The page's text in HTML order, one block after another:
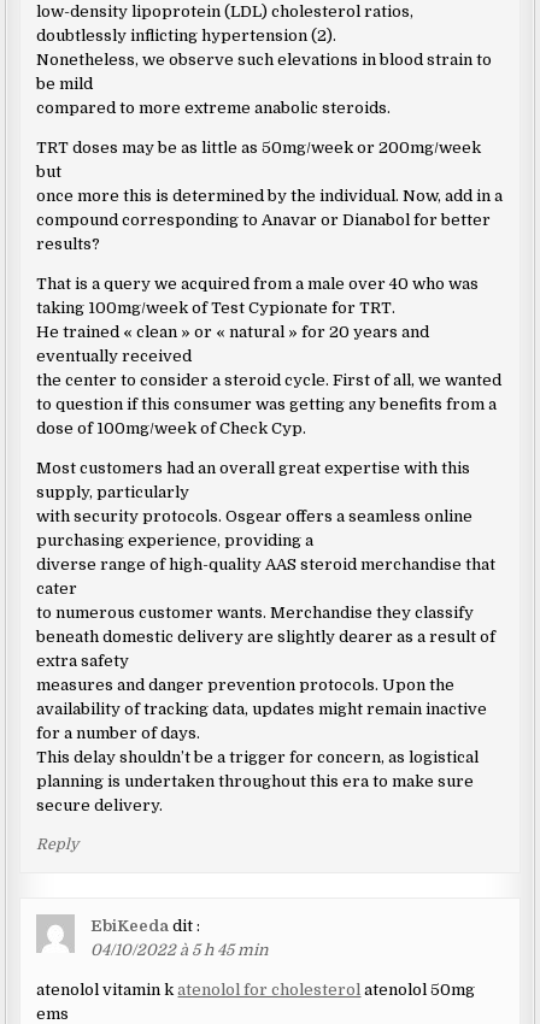
low-density lipoprotein (LDL) cholesterol ratios,
doubtlessly inflicting hypertension (2).
Nonetheless, we observe such elevations in blood strain to
be mild
compared to more extreme anabolic steroids.
TRT doses may be as little as 50mg/week or 200mg/week
but
once more this is determined by the individual. Now, add in a
compound corresponding to Anavar or Dianabol for better
results?
That is a query we acquired from a male over 40 who was
taking 100mg/week of Test Cypionate for TRT.
He trained « clean » or « natural » for 20 years and
eventually received
the center to consider a steroid cycle. First of all, we wanted
to question if this consumer was getting any benefits from a
dose of 100mg/week of Check Cyp.
Most customers had an overall great expertise with this
supply, particularly
with security protocols. Osgear offers a seamless online
purchasing experience, providing a
diverse range of high-quality AAS steroid merchandise that
cater
to numerous customer wants. Merchandise they classify
beneath domestic delivery are slightly dearer as a result of
extra safety
measures and danger prevention protocols. Upon the
availability of tracking data, updates might remain inactive
for a number of days.
This delay shouldn’t be a trigger for concern, as logistical
planning is undertaken throughout this era to make sure
secure delivery.
Reply
EbiKeeda dit :
04/10/2022 à 5 h 45 min
atenolol vitamin katenolol for cholesterol atenolol 50mg
ems